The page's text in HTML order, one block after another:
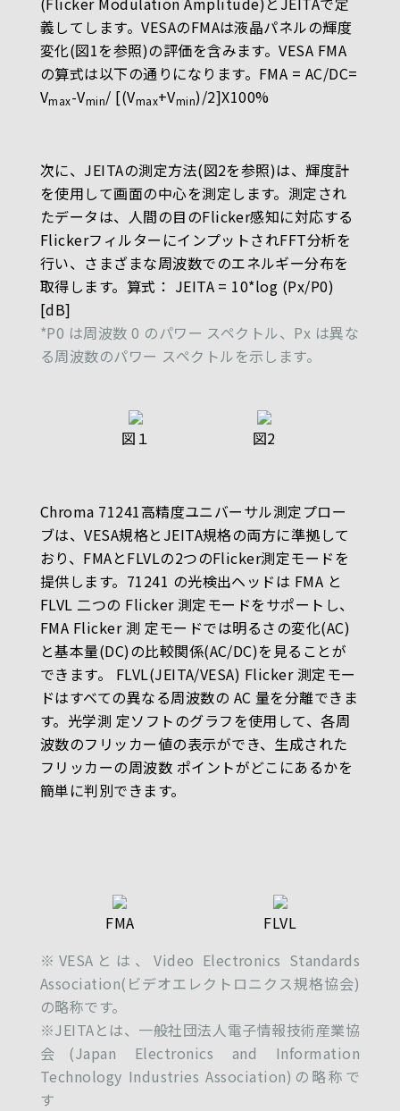
義してします。VESAのFMAは液晶パネルの輝度
変化(図1を参照)の評価を含みます。VESA FMA
の算式は以下の通りになります。FMA = AC/DC=
Vmax-Vmin/ [(Vmax+Vmin)/2]X100%
次に、JEITAの測定方法(図2を参照)は、輝度計
を使用して画面の中心を測定します。測定され
たデータは、人間の目のFlicker感知に対応する
FlickerフィルターにインプットされFFT分析を
行い、さまざまな周波数でのエネルギー分布を
取得します。算式： JEITA = 10*log (Px/P0)
[dB]
*P0 は周波数 0 のパワー スペクトル、Px は異な
る周波数のパワー スペクトルを示します。
図１ 図2
Chroma 71241高精度ユニバーサル測定プロー
ブは、VESA規格とJEITA規格の両方に準拠して
おり、FMAとFLVLの2つのFlicker測定モードを
提供します。71241 の光検出ヘッドは FMA と
FLVL 二つの Flicker 測定モードをサポートし、
FMA Flicker 測 定モードでは明るさの変化(AC)
と基本量(DC)の比較関係(AC/DC)を見ることが
できます。 FLVL(JEITA/VESA) Flicker 測定モー
ドはすべての異なる周波数の AC 量を分離できま
す。光学測 定ソフトのグラフを使用して、各周
波数のフリッカー値の表示ができ、生成された
フリッカーの周波数 ポイントがどこにあるかを
簡単に判別できます。
FMA
FLVL
※VESAとは、Video Electronics Standards
Association(ビデオエレクトロニクス規格協会)
の略称です。
※JEITAとは、一般社団法人電子情報技術産業協
会(Japan Electronics and Information
Technology Industries Association)の略称で
す